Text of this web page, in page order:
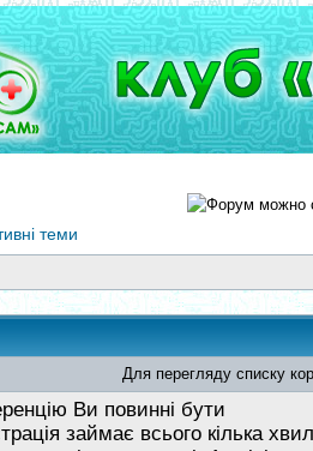
теми
Для перегляду списку
Ви повинні бути
займає всього кілька